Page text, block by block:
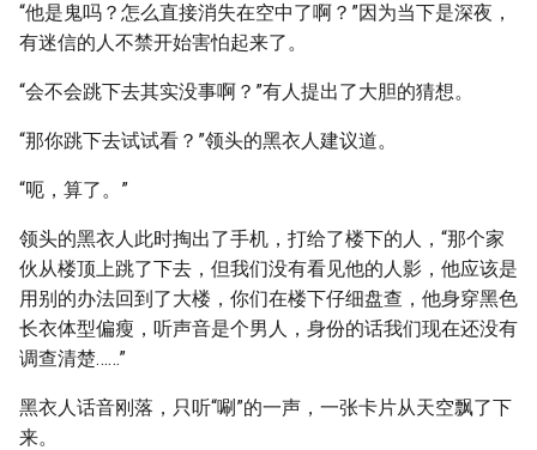
“他是鬼吗？怎么直接消失在空中了啊？”因为当下是深夜，
有迷信的人不禁开始害怕起来了。
“会不会跳下去其实没事啊？”有人提出了大胆的猜想。
“那你跳下去试试看？”领头的黑衣人建议道。
“呃，算了。”
领头的黑衣人此时掏出了手机，打给了楼下的人，“那个家
伙从楼顶上跳了下去，但我们没有看见他的人影，他应该是
用别的办法回到了大楼，你们在楼下仔细盘查，他身穿黑色
长衣体型偏瘦，听声音是个男人，身份的话我们现在还没有
调查清楚……”
黑衣人话音刚落，只听“唰”的一声，一张卡片从天空飘了下
来。